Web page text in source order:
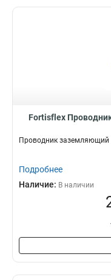
Fortisflex
Проводник заземляющий
Подробнее
Наличие: В наличии